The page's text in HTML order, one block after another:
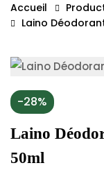
Accueil
Laino
-28%
Laino
50ml